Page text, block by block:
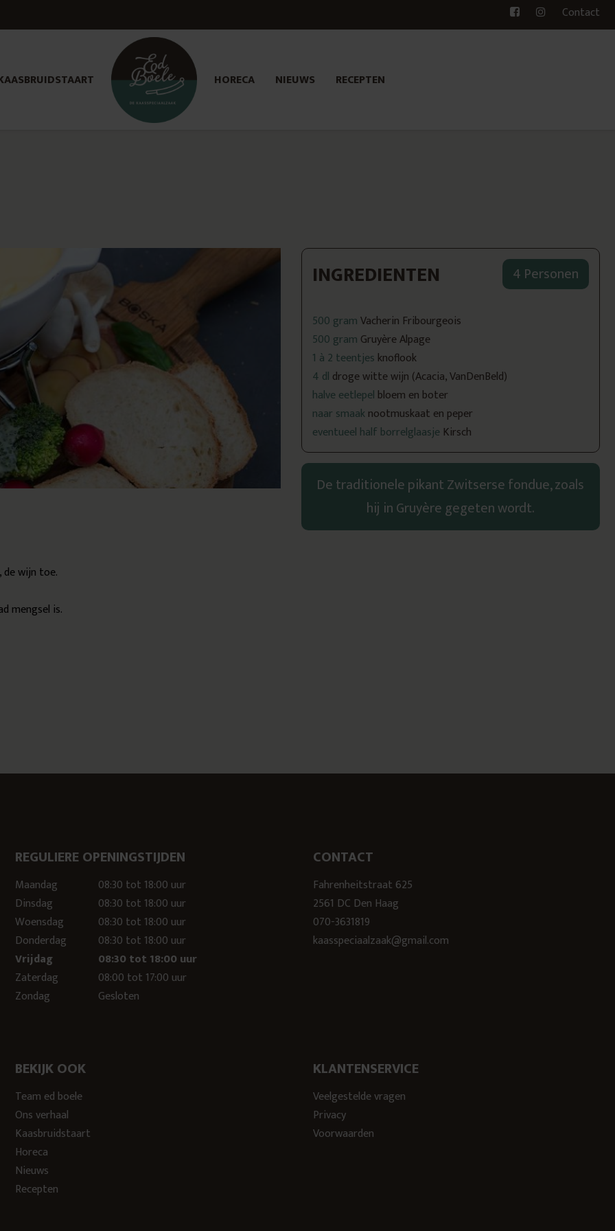
Contact
HORECA NIEUWS RECEPTEN
de wijn toe.
mengsel is.
INGREDIENTEN 4 Personen
500 gramVacherin Fribourgeois
500 gram Gruyère Alpage
1 à 2 teentjes knoflook
4 dl droge witte wijn (Acacia, VanDenBeld)
halve eetlepel bloem en boter
naar smaak nootmuskaat en peper
eventueel half borrelglaasje Kirsch
De traditionele pikant Zwitserse fondue, zoals
hij in Gruyère gegeten wordt.
REGULIERE OPENINGSTIJDEN
Maandag
08:30 tot 18:00 uur
Dinsdag
08:30 tot 18:00 uur
Woensdag
08:30 tot 18:00 uur
Donderdag
08:30 tot 18:00 uur
Vrijdag
08:30 tot 18:00 uur
Zaterdag
08:00 tot 17:00 uur
Zondag
Gesloten
CONTACT
Fahrenheitstraat 625
2561 DC Den Haag
070-3631819
kaasspeciaalzaak@gmail.com
BEKIJK OOK
Team ed boele
Ons verhaal
Kaasbruidstaart
Horeca
Nieuws
Recepten
KLANTENSERVICE
Veelgestelde vragen
Privacy
Voorwaarden